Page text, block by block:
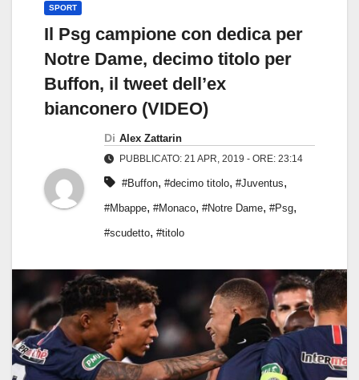
SPORT
Il Psg campione con dedica per
Notre Dame, decimo titolo per
Buffon, il tweet dell’ex
bianconero (VIDEO)
Di Alex Zattarin
PUBBLICATO: 21 APR, 2019 - ORE: 23:14
#Buffon, #decimo titolo, #Juventus,
#Mbappe, #Monaco, #Notre Dame, #Psg,
#scudetto, #titolo